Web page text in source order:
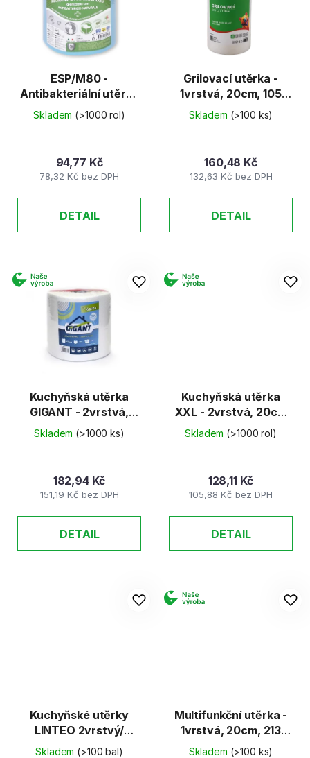
ESP/M80 -
Antibakteriální utěrka
PK Maxi - 2vrs.,
333útr. (modrý)
Skladem (>1000 rol)
78,32 Kč bez DPH
94,77 Kč
DETAIL
Grilovací utěrka -
1vrstvá, 20cm, 105
útržků
Skladem (>100 ks)
132,63 Kč bez DPH
160,48 Kč
DETAIL
Kuchyňská utěrka
GIGANT - 2vrstvá,
23cm x 120m
Skladem (>1000 ks)
151,19 Kč bez DPH
182,94 Kč
DETAIL
Kuchyňská utěrka
XXL - 2vrstvá, 20cm
x 100m
Skladem (>1000 rol)
105,88 Kč bez DPH
128,11 Kč
DETAIL
Kuchyňské utěrky
LINTEO 2vrstvý/
2x10m 2role/bal
Skladem (>100 bal)
Multifunkční utěrka -
1vrstvá, 20cm, 213
útržků
Skladem (>100 ks)